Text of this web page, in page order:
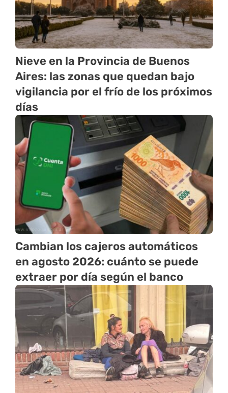
Nieve en la Provincia de Buenos
Aires: las zonas que quedan bajo
vigilancia por el frío de los próximos
días
Cambian los cajeros automáticos
en agosto 2026: cuánto se puede
extraer por día según el banco